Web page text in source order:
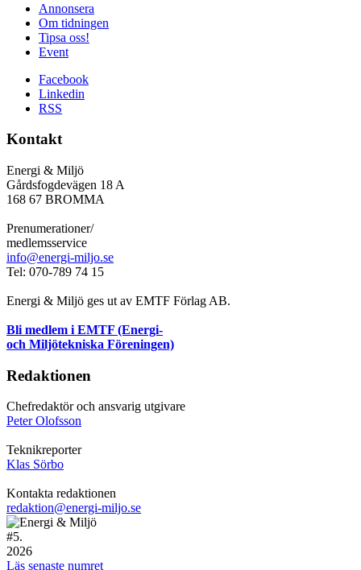
Annonsera
Om tidningen
Tipsa oss!
Event
Facebook
Linkedin
RSS
Kontakt
Energi & Miljö
Gårdsfogdevägen 18 A
168 67 BROMMA
Prenumerationer/
medlemsservice
info@energi-miljo.se
Tel: 070-789 74 15
Energi & Miljö ges ut av EMTF Förlag AB.
Bli medlem i EMTF (Energi-
och Miljötekniska Föreningen)
Redaktionen
Chefredaktör och ansvarig utgivare
Peter Olofsson
Teknikreporter
Klas Sörbo
Kontakta redaktionen
redaktion@energi-miljo.se
#5.
2026
Läs senaste numret